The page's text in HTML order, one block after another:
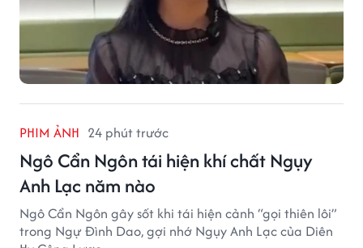
PHIM ẢNH 24 phút trước
Ngô Cẩn Ngôn tái hiện khí chất Ngụy
Anh Lạc năm nào
Ngô Cẩn Ngôn gây sốt khi tái hiện cảnh “gọi thiên lôi”
trong Ngự Đình Dao, gợi nhớ Ngụy Anh Lạc của Diên